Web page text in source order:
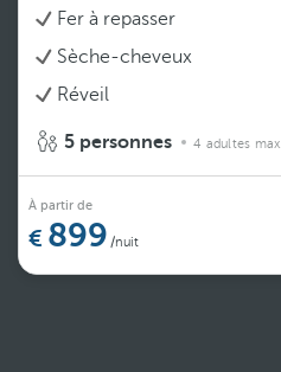
Fer à repasser
Sèche-cheveux
Réveil
5 personnes 4 adultes max.
À partir de
899 /nuit